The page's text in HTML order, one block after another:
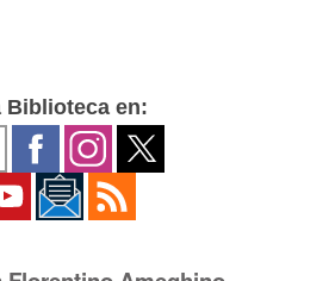
Biblioteca en: